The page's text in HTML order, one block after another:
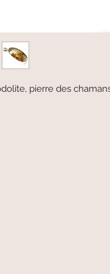
pierre des